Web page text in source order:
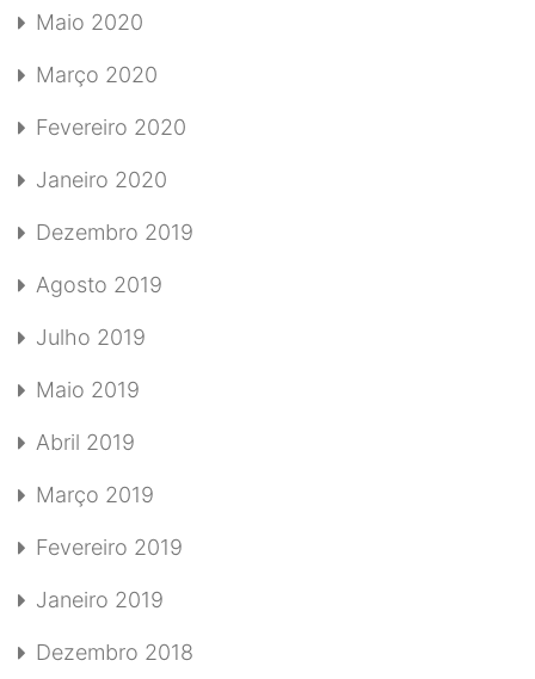
Maio 2020
Março 2020
Fevereiro 2020
Janeiro 2020
Dezembro 2019
Agosto 2019
Julho 2019
Maio 2019
Abril 2019
Março 2019
Fevereiro 2019
Janeiro 2019
Dezembro 2018